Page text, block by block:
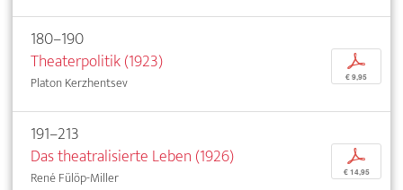
180–190
Theaterpolitik (1923)
Platon Kerzhentsev
p
€ 9,95
191–213
Das theatralisierte Leben (1926)
René Fülöp-Miller
p
€ 14,95